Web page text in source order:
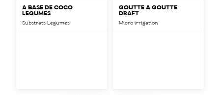
A BASE DE COCO
LEGUMES
Substrats Legumes
GOUTTE À GOUTTE
DRAFT
Micro irrigation